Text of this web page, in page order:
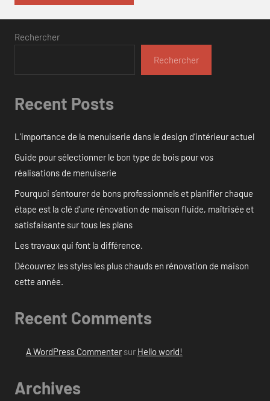
Rechercher
Rechercher
Recent Posts
L’importance de la menuiserie dans le design d’intérieur actuel
Guide pour sélectionner le bon type de bois pour vos
réalisations de menuiserie
Pourquoi s’entourer de bons professionnels et planifier chaque
étape est la clé d’une rénovation de maison fluide, maîtrisée et
satisfaisante sur tous les plans
Les travaux qui font la différence.
Découvrez les styles les plus chauds en rénovation de maison
cette année.
Recent Comments
A WordPress Commentersur Hello world!
Archives